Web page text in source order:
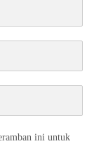
ini untuk